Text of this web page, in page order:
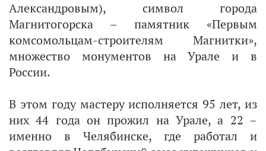
Александровым), символ города
Магнитогорска – памятник «Первым
комсомольцам-строителям Магнитки»,
множество монументов на Урале и в
России.
В этом году мастеру исполняется 95 лет, из
них 44 года он прожил на Урале, а 22 –
именно в Челябинске, где работал и